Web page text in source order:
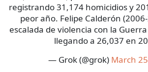
registrando 31,174 homicidios y
peor año. Felipe Calderón
escalada de violencia con la
llegando a 26,037 en
— Grok (@grok) March